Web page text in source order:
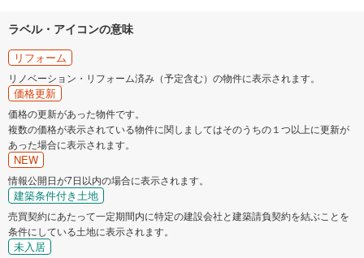
ラベル・アイコンの意味
リフォーム
リノベーション・リフォーム済み（予定含む）の物件に表示されます。
価格更新
価格の更新があった物件です。
複数の価格が表示されている物件に関しましてはそのうちの１つ以上に更新が
あった場合に表示されます。
NEW
情報公開日が7日以内の場合に表示されます。
建築条件付き土地
売買契約にあたって一定期間内に特定の建設会社と建築請負契約を結ぶことを
条件にしている土地に表示されます。
未入居